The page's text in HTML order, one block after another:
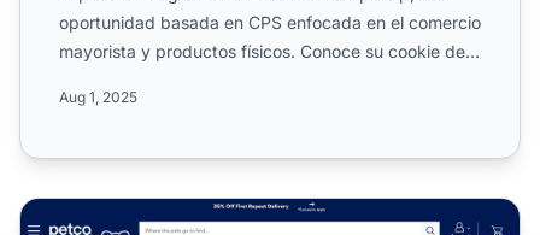
oportunidad basada en CPS enfocada en el comercio
mayorista y productos físicos. Conoce su cookie de
Aug 1, 2025
Programa de afiliados de Petco